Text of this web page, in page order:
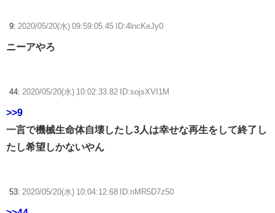
9: 2020/05/20(水) 09:59:05.45 ID:4lncKeJy0
ニーアやろ
44: 2020/05/20(水) 10:02:33.82 ID:sojsXVI1M
>>9
一言で機械生命体自壊したし3人は幸せな再生をして終了し
たし希望しかないやん
53: 2020/05/20(水) 10:04:12.68 ID:nMR5D7z50